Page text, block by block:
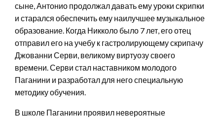
сыне, Антонио продолжал давать ему уроки скрипки
и старался обеспечить ему наилучшее музыкальное
образование. Когда Никколо было 7 лет, его отец
отправил его на учебу к гастролирующему скрипачу
Джованни Серви, великому виртуозу своего
времени. Серви стал наставником молодого
Паганини и разработал для него специальную
методику обучения.
В школе Паганини проявил невероятные